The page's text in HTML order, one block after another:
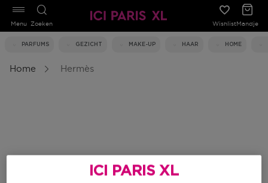
Zoeken WishlistMandje
PARFUMS GEZICHT MAKE-UP HAAR HOME
Menu
Home Hermès
ICI PARIS XL